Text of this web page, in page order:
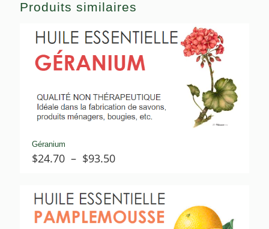
Produits similaires
Géranium
$24.70 – $93.50Plage
$24.70
à
$93.50